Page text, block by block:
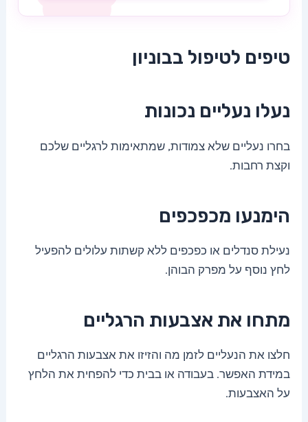
טיפים לטיפול בבוניון
נעלו נעליים נכונות
בחרו נעליים שלא צמודות, שמתאימות לרגליים שלכם
וקצת רחבות.
הימנעו מכפכפים
נעילת סנדלים או כפכפים ללא קשתות עלולים להפעיל
לחץ נוסף על מפרק הבוהן.
מתחו את אצבעות הרגליים
חלצו את הנעליים לזמן מה והזיזו את אצבעות הרגליים
במידת האפשר. בעבודה או בבית כדי להפחית את הלחץ
על האצבעות.